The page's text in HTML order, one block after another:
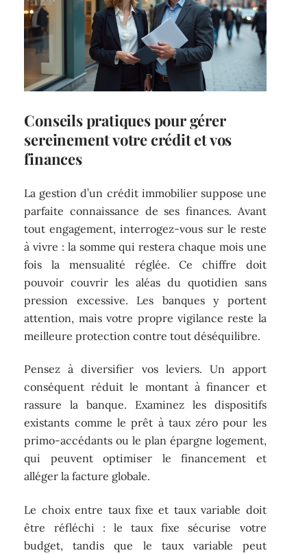
Conseils pratiques pour gérer
sereinement votre crédit et vos
finances
La gestion d’un crédit immobilier suppose une
parfaite connaissance de ses finances. Avant
tout engagement, interrogez-vous sur le reste
à vivre : la somme qui restera chaque mois une
fois la mensualité réglée. Ce chiffre doit
pouvoir couvrir les aléas du quotidien sans
pression excessive. Les banques y portent
attention, mais votre propre vigilance reste la
meilleure protection contre tout déséquilibre.
Pensez à diversifier vos leviers. Un apport
conséquent réduit le montant à financer et
rassure la banque. Examinez les dispositifs
existants comme le prêt à taux zéro pour les
primo-accédants ou le plan épargne logement,
qui peuvent optimiser le financement et
alléger la facture globale.
Le choix entre taux fixe et taux variable doit
être réfléchi : le taux fixe sécurise votre
budget, tandis que le taux variable peut